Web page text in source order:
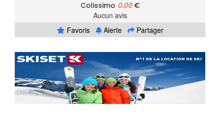
Colissimo 0.00€
Aucun avis
Favoris
Alerte Partager